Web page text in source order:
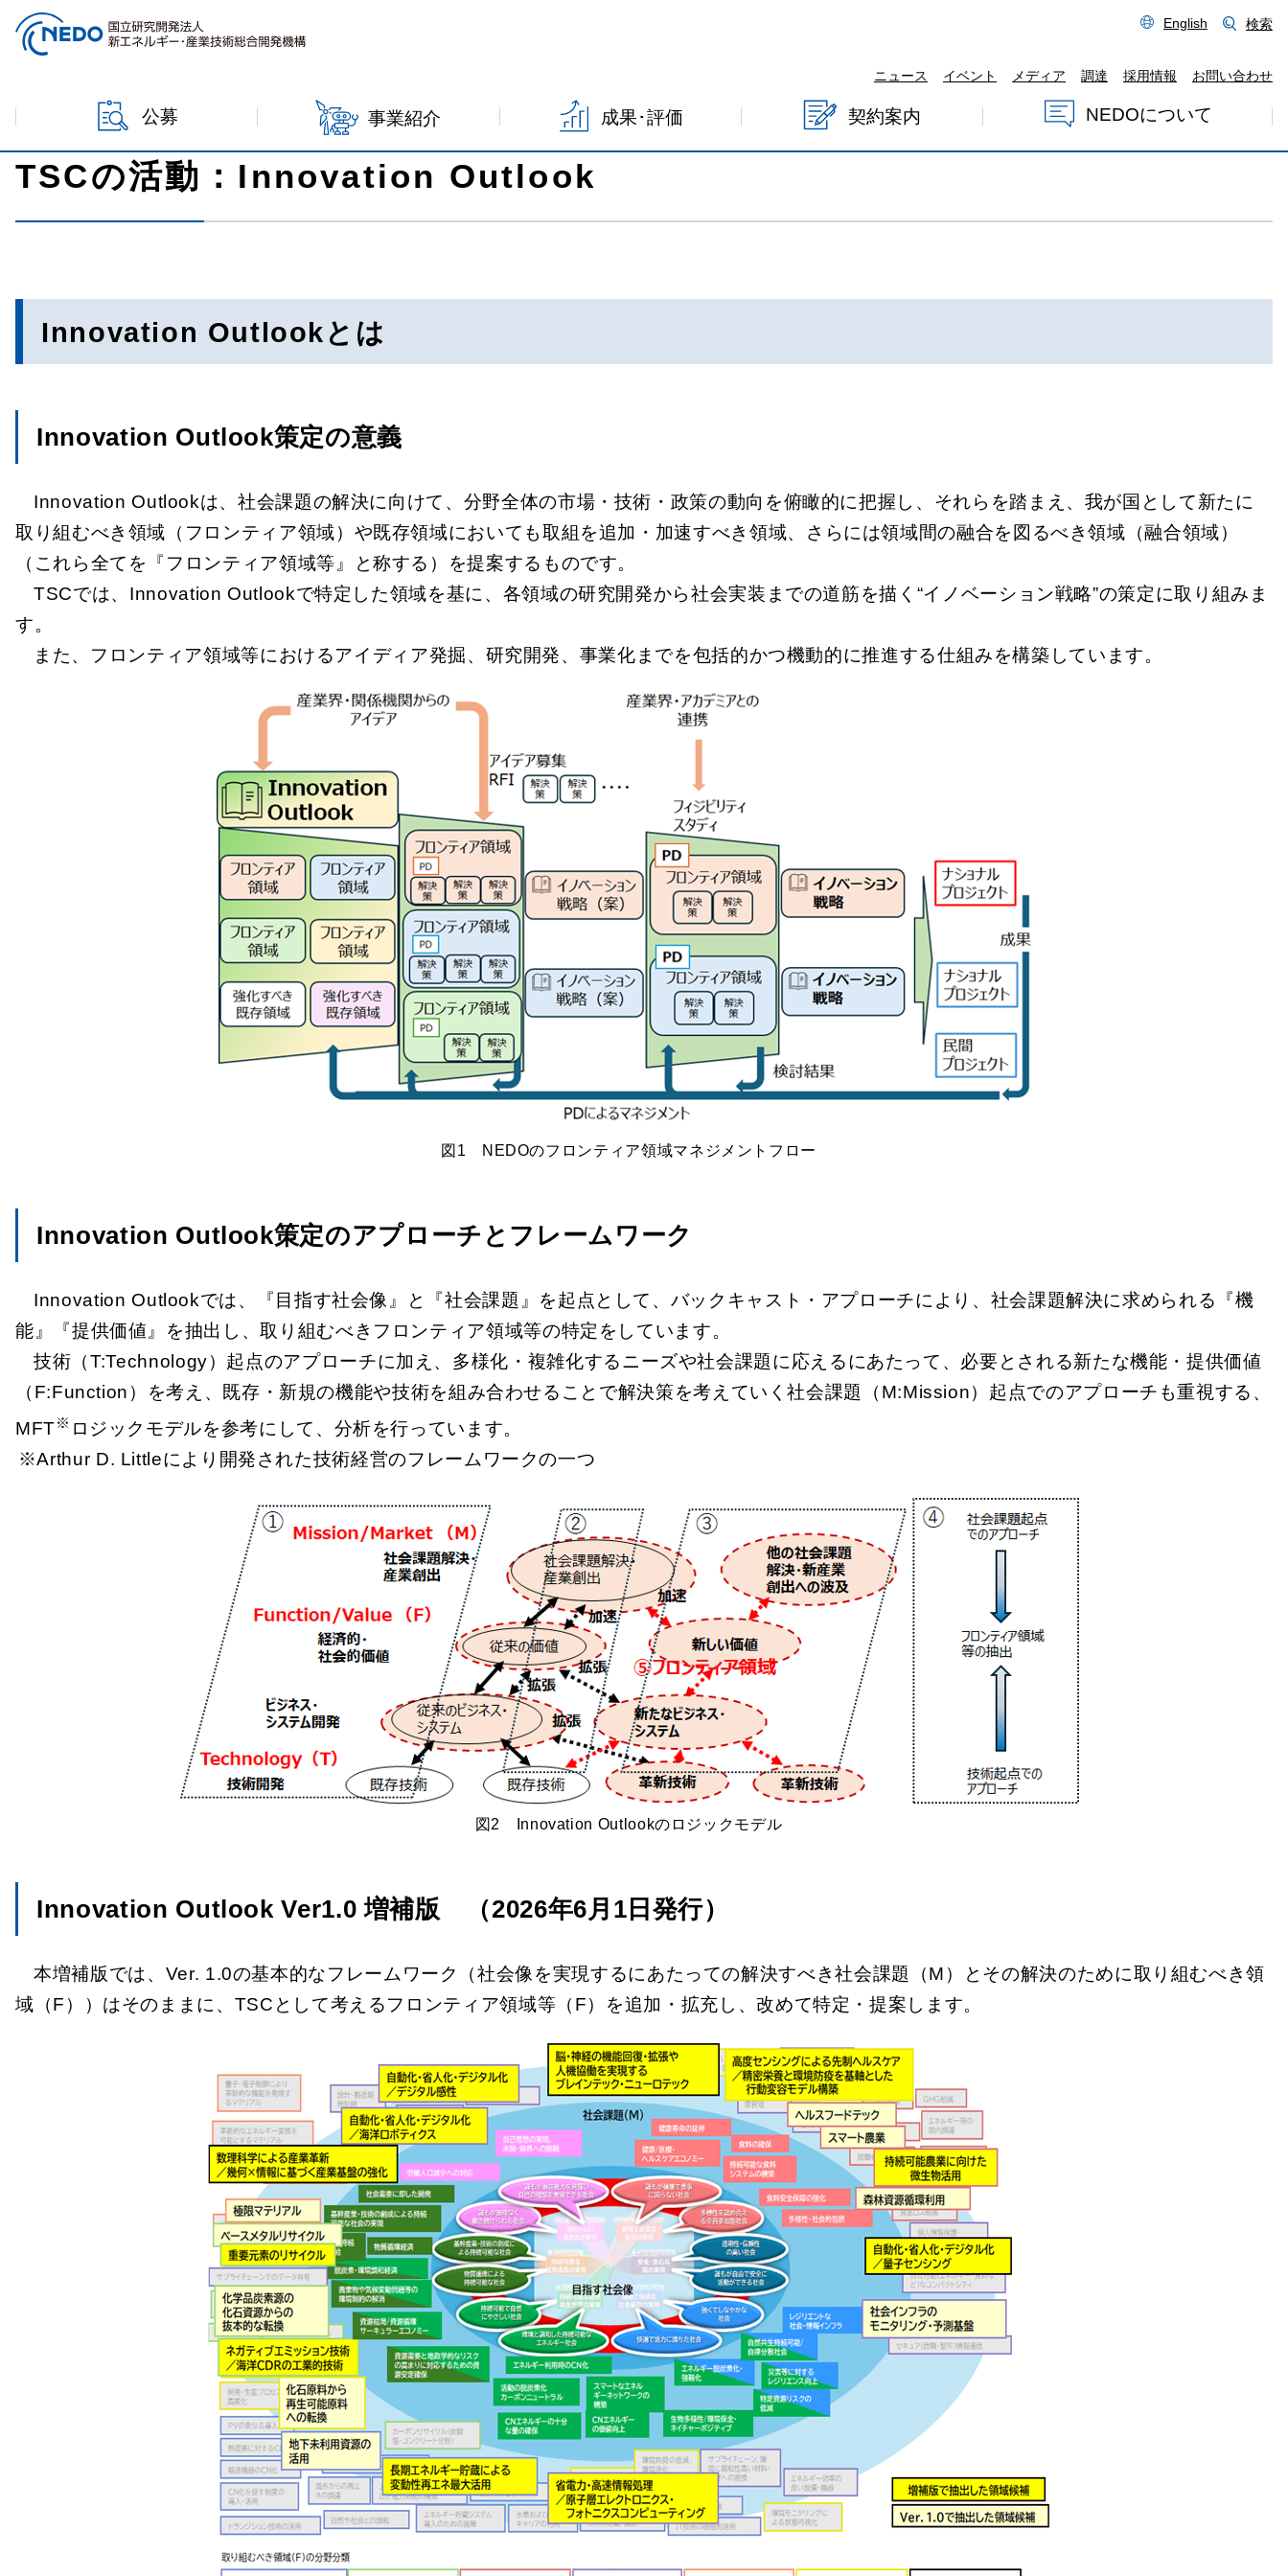
本文へジャンプ
English 検索
ニュース イベント メディア 調達 採用情報 お問い合わせ
公募 事業紹介 成果･評価 契約案内 NEDOについて
TSCの活動：Innovation Outlook
Innovation Outlookとは
Innovation Outlook策定の意義
Innovation Outlookは、社会課題の解決に向けて、分野全体の市場・技術・政策の動向を俯瞰的に把握し、それらを踏まえ、我が国として新たに
取り組むべき領域（フロンティア領域）や既存領域においても取組を追加・加速すべき領域、さらには領域間の融合を図るべき領域（融合領域）
（これら全てを『フロンティア領域等』と称する）を提案するものです。
TSCでは、Innovation Outlookで特定した領域を基に、各領域の研究開発から社会実装までの道筋を描く“イノベーション戦略”の策定に取り組みま
す。
また、フロンティア領域等におけるアイディア発掘、研究開発、事業化までを包括的かつ機動的に推進する仕組みを構築しています。
図1 NEDOのフロンティア領域マネジメントフロー
Innovation Outlook策定のアプローチとフレームワーク
Innovation Outlookでは、『目指す社会像』と『社会課題』を起点として、バックキャスト・アプローチにより、社会課題解決に求められる『機
能』『提供価値』を抽出し、取り組むべきフロンティア領域等の特定をしています。
技術（T:Technology）起点のアプローチに加え、多様化・複雑化するニーズや社会課題に応えるにあたって、必要とされる新たな機能・提供価値
（F:Function）を考え、既存・新規の機能や技術を組み合わせることで解決策を考えていく社会課題（M:Mission）起点でのアプローチも重視する、
MFT※ ロジックモデルを参考にして、分析を行っています。
Arthur D. Littleにより開発された技術経営のフレームワークの一つ
図2 Innovation Outlookのロジックモデル
Innovation Outlook Ver1.0 増補版 （2026年6月1日発行）
本増補版では、Ver. 1.0の基本的なフレームワーク（社会像を実現するにあたっての解決すべき社会課題（M）とその解決のために取り組むべき領
域（F））はそのままに、TSCとして考えるフロンティア領域等（F）を追加・拡充し、改めて特定・提案します。